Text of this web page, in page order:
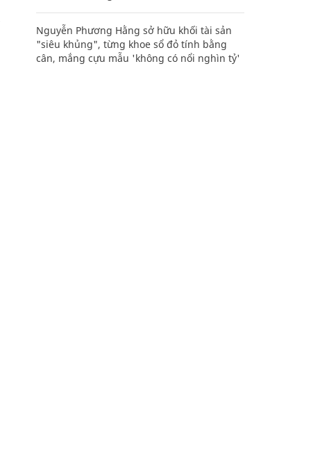
Nguyễn Phương Hằng sở hữu khối tài sản
"siêu khủng", từng khoe sổ đỏ tính bằng
cân, mắng cựu mẫu 'không có nổi nghìn tỷ'